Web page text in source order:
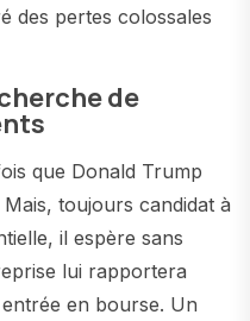
des pertes colossales
de
que Donald Trump
toujours candidat à
il espère sans
lui rapportera
en bourse. Un